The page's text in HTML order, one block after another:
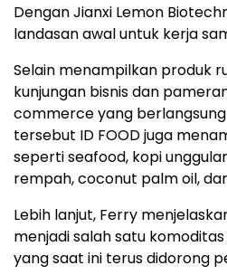
Dengan Jianxi Lemon
landasan awal untuk kerja
Selain menampilkan produk
kunjungan bisnis dan
commerce yang
tersebut ID FOOD juga
seperti seafood, kopi
rempah, coconut palm oil,
Lebih lanjut, Ferry
menjadi salah satu
yang saat ini terus didorong